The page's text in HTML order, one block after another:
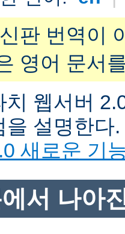
판 번역이
영어 문서
치 웹서버
을 설명한다
새로운 기
서 나아